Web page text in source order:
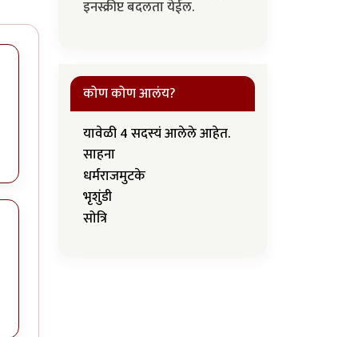
इनस्क्रीप्ट बदलता येईल.
कोण कोण आलंय?
यावेळी 4 सदस्यं आलेले आहेत.
साहना
धर्मराजमुटके
भृशुंडी
सोत्रि